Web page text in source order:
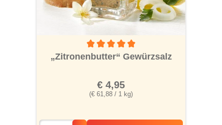
Durchschnittliche Bewertung von 5 von 5
„Zitronenbutter“ Gewürzsalz
(€ 61,88 / 1 kg)
€ 4,95